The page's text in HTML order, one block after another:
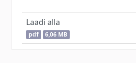
Laadi alla
pdf 6,06 MB